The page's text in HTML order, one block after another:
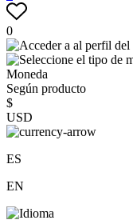
0
Moneda
Según producto
$
USD
ES
EN